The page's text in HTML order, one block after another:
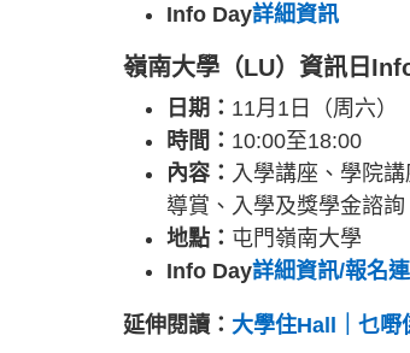
Info Day詳細資訊
嶺南大學（LU）資訊日
日期： 11月1日（周六）
時間： 10:00至18:00
內容： 入學講座、學院
導賞、入學及獎學金諮詢
地點： 屯門嶺南大學
Info Day詳細資訊/報名
延伸閱讀： 大學住Hall｜乜嘢